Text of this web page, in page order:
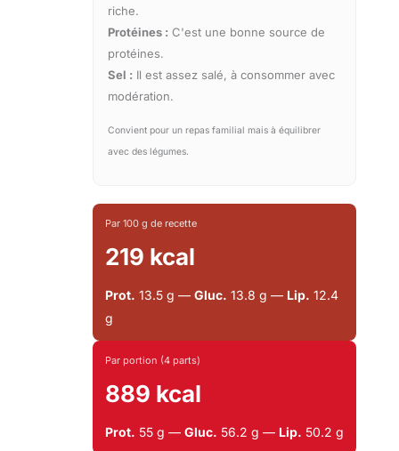
riche.
Protéines : C'est une bonne source de
protéines.
Sel : Il est assez salé, à consommer avec
modération.
Convient pour un repas familial mais à équilibrer
avec des légumes.
Par 100 g de recette
219 kcal
Prot. 13.5 g — Gluc. 13.8 g — Lip. 12.4
g
Par portion (4 parts)
889 kcal
Prot. 55 g — Gluc. 56.2 g — Lip. 50.2 g